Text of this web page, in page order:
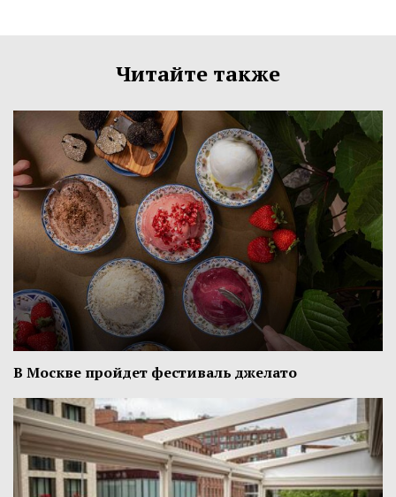
Читайте также
В Москве пройдет фестиваль джелато